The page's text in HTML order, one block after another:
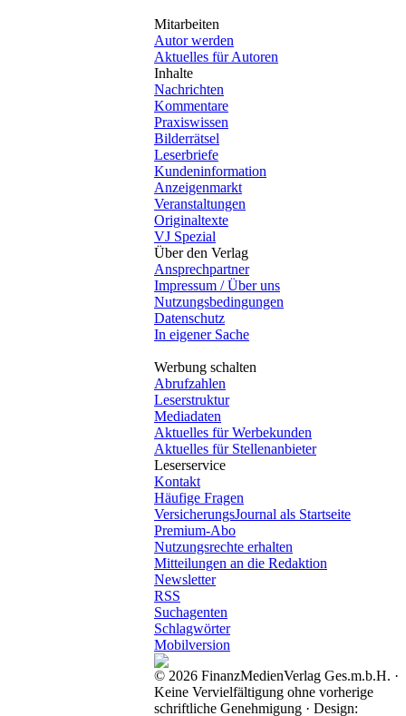
Mitarbeiten
Autor werden
Aktuelles für Autoren
Inhalte
Nachrichten
Kommentare
Praxiswissen
Bilderrätsel
Leserbriefe
Kundeninformation
Anzeigenmarkt
Veranstaltungen
Originaltexte
VJ Spezial
Über den Verlag
Ansprechpartner
Impressum / Über uns
Nutzungsbedingungen
Datenschutz
In eigener Sache
Werbung schalten
Abrufzahlen
Leserstruktur
Mediadaten
Aktuelles für Werbekunden
Aktuelles für Stellenanbieter
Leserservice
Kontakt
Häufige Fragen
VersicherungsJournal als Startseite
Premium-Abo
Nutzungsrechte erhalten
Mitteilungen an die Redaktion
Newsletter
RSS
Suchagenten
Schlagwörter
Mobilversion
© 2026 FinanzMedienVerlag Ges.m.b.H. ·
Keine Vervielfältigung ohne vorherige
schriftliche Genehmigung · Design: